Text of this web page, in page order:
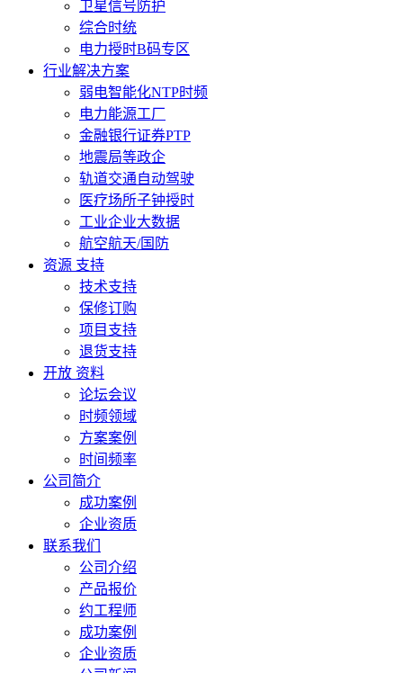
卫星信号防护
综合时统
电力授时B码专区
行业解决方案
弱电智能化NTP时频
电力能源工厂
金融银行证券PTP
地震局等政企
轨道交通自动驾驶
医疗场所子钟授时
工业企业大数据
航空航天/国防
资源 支持
技术支持
保修订购
项目支持
退货支持
开放 资料
论坛会议
时频领域
方案案例
时间频率
公司简介
成功案例
企业资质
联系我们
公司介绍
产品报价
约工程师
成功案例
企业资质